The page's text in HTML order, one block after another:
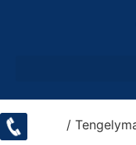
Kezdőlap /